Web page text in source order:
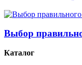
Выбор
Каталог